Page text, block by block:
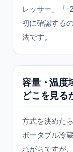
レッサー」「
初に確認する
法です。
容量・温度
どこを見る
方式を決めた
ポータブル冷
れがちですが